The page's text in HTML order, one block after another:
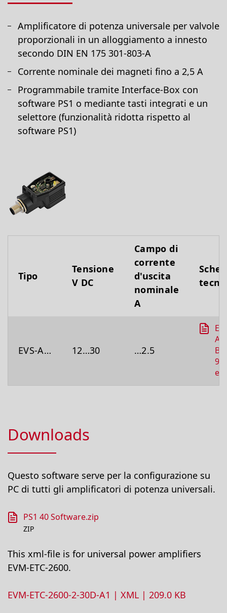
Amplificatore di potenza universale per valvole
proporzionali in un alloggiamento a innesto
secondo DIN EN 175 301-803-A
Corrente nominale dei magneti fino a 2,5 A
Programmabile tramite Interface-Box con
software PS1 o mediante tasti integrati e un
selettore (funzionalità ridotta rispetto al
software PS1)
Tipo
Tensione
V DC
Campo di
corrente
d'uscita
nominale
A
EVS-A… 12…30 …2.5
B-
en
Downloads
Questo software serve per la configurazione su
PC di tutti gli amplificatori di potenza universali.
PS1 40 Software.zip
ZIP
This xml-file is for universal power amplifiers
EVM-ETC-2600.
EVM-ETC-2600-2-30D-A1 | XML | 209.0 KB